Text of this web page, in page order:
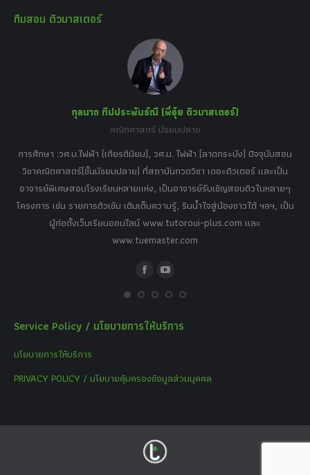
opensopensopensopens
window
ทีมสอน ติวมาสเตอร์
กุลนาถ ทีปประพันธ์ณี (พี่อุ๋ย ติวมาสเตอร์)
คณิตศาสตร์ มัธยมปลาย
การศึกษา :วศ.บ.ไฟฟ้า (เกียรตินิยม), วศ.ม. ไฟฟ้า (ลาดกระบัง) ปัจจุบันสอน
วิชาคณิตศาสตร์(ชั้นมัธยมปลาย) ที่สถาบันกวดวิชา เดอะติวเตอร์ และเป็น
อาจารย์พิเศษสอนโรงเรียนหลายแห่ง, เป็นอาจารย์รับเชิญสอนติวในหลายๆ
โครงการ เช่น รายการติวเข้ม เติมเต็มความรู้, รินน้ำใจสู่น้องชาวใต้ ฯลฯ, เป็น
ผู้ก่อตั้งเว็บเรียนออนไลน์ www.tutoroui-plus.com และ
www.tuemaster.com
FacebookYouTube
Service Policy / นโยบายการให้บริการ
นโยบายการให้บริการ
PRIVACY POLICY / นโยบายคุ้มครองข้อมูลส่วนบุคคล